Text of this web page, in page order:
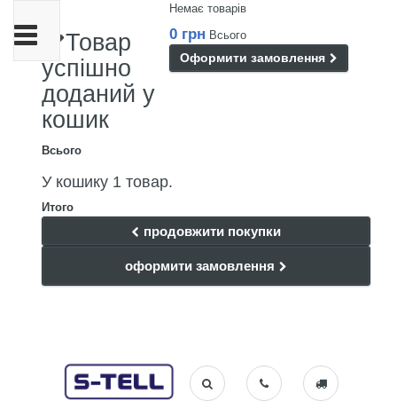
Немає товарів
0 грн Всього
Оформити замовлення
Товар
успішно
доданий у
кошик
Всього
У кошику 1 товар.
Итого
продовжити покупки
оформити замовлення
Toggle
navigation